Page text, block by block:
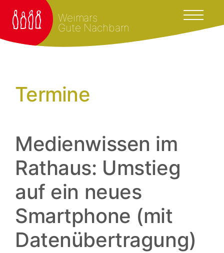
Weimars
Gute Nachbarn
Termine
Medienwissen im
Rathaus: Umstieg
auf ein neues
Smartphone (mit
Datenübertragung)